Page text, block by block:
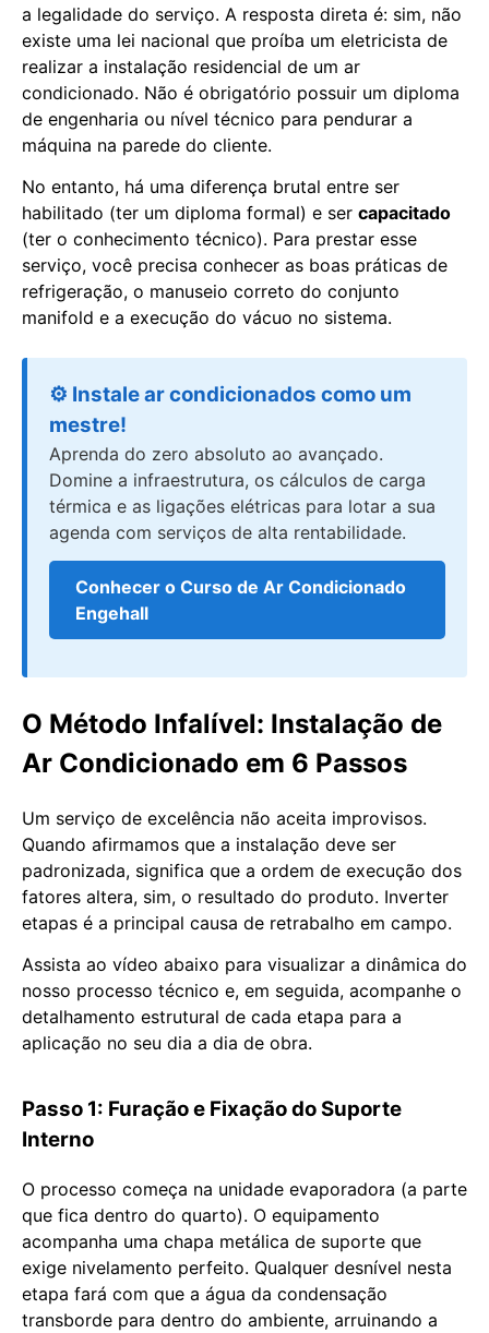
a legalidade do serviço. A resposta direta é: sim, não
existe uma lei nacional que proíba um eletricista de
realizar a instalação residencial de um ar
condicionado. Não é obrigatório possuir um diploma
de engenharia ou nível técnico para pendurar a
máquina na parede do cliente.
No entanto, há uma diferença brutal entre ser
habilitado (ter um diploma formal) e ser capacitado
(ter o conhecimento técnico). Para prestar esse
serviço, você precisa conhecer as boas práticas de
refrigeração, o manuseio correto do conjunto
manifold e a execução do vácuo no sistema.
⚙️ Instale ar condicionados como um
mestre!
Aprenda do zero absoluto ao avançado.
Domine a infraestrutura, os cálculos de carga
térmica e as ligações elétricas para lotar a sua
agenda com serviços de alta rentabilidade.
Conhecer o Curso de Ar Condicionado
Engehall
O Método Infalível: Instalação de
Ar Condicionado em 6 Passos
Um serviço de excelência não aceita improvisos.
Quando afirmamos que a instalação deve ser
padronizada, significa que a ordem de execução dos
fatores altera, sim, o resultado do produto. Inverter
etapas é a principal causa de retrabalho em campo.
Assista ao vídeo abaixo para visualizar a dinâmica do
nosso processo técnico e, em seguida, acompanhe o
detalhamento estrutural de cada etapa para a
aplicação no seu dia a dia de obra.
Passo 1: Furação e Fixação do Suporte
Interno
O processo começa na unidade evaporadora (a parte
que fica dentro do quarto). O equipamento
acompanha uma chapa metálica de suporte que
exige nivelamento perfeito. Qualquer desnível nesta
etapa fará com que a água da condensação
transborde para dentro do ambiente, arruinando a